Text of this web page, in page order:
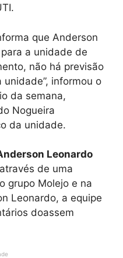
que Anderson
a unidade de
não há previsão
informou o
da semana,
Nogueira
da unidade.
Leonardo
de uma
grupo Molejo e na
Leonardo, a equipe
doassem